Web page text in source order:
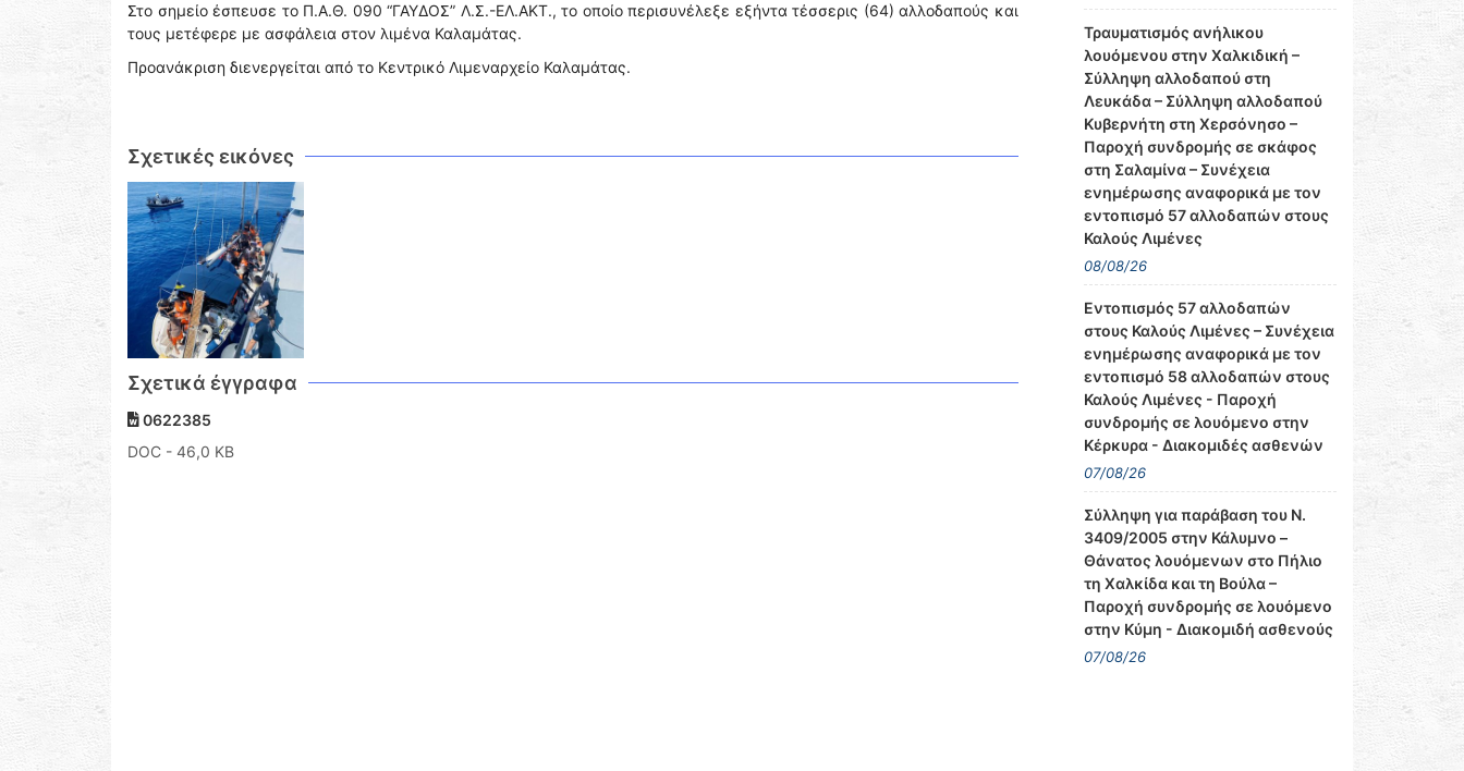
Στο σημείο έσπευσε το Π.Α.Θ. 090 “ΓΑΥΔΟΣ” Λ.Σ.-ΕΛ.ΑΚΤ., το οποίο περισυνέλεξε εξήντα τέσσερις (64) αλλοδαπούς και
τους μετέφερε με ασφάλεια στον λιμένα Καλαμάτας.
Προανάκριση διενεργείται από το Κεντρικό Λιμεναρχείο Καλαμάτας.
Σχετικές εικόνες
Σχετικά έγγραφα
0622385
DOC - 46,0 KB
Τραυματισμός ανήλικου
λουόμενου στην Χαλκιδική –
Σύλληψη αλλοδαπού στη
Λευκάδα – Σύλληψη αλλοδαπού
Κυβερνήτη στη Χερσόνησο –
Παροχή συνδρομής σε σκάφος
στη Σαλαμίνα – Συνέχεια
ενημέρωσης αναφορικά με τον
εντοπισμό 57 αλλοδαπών στους
Καλούς Λιμένες
08/08/26
Εντοπισμός 57 αλλοδαπών
στους Καλούς Λιμένες – Συνέχεια
ενημέρωσης αναφορικά με τον
εντοπισμό 58 αλλοδαπών στους
Καλούς Λιμένες - Παροχή
συνδρομής σε λουόμενο στην
Κέρκυρα - Διακομιδές ασθενών
07/08/26
Σύλληψη για παράβαση του Ν.
3409/2005 στην Κάλυμνο –
Θάνατος λουόμενων στο Πήλιο
τη Χαλκίδα και τη Βούλα –
Παροχή συνδρομής σε λουόμενο
στην Κύμη - Διακομιδή ασθενούς
07/08/26